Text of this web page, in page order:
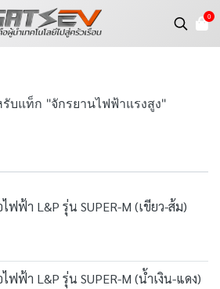
0
บแท็ก "จักรยานไฟฟ้าแรงสูง"
ฟฟ้า L&P รุ่น SUPER-M (เขียว-ส้ม)
ฟฟ้า L&P รุ่น SUPER-M (น้ำเงิน-แดง)